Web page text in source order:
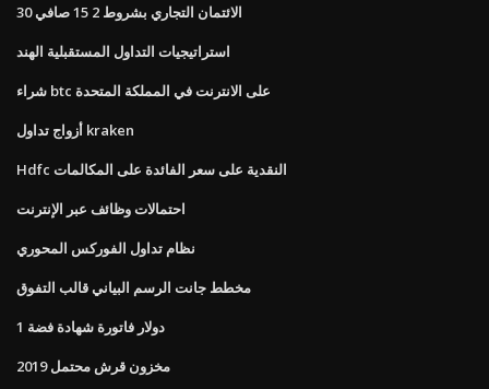
الائتمان التجاري بشروط 2 15 صافي 30
استراتيجيات التداول المستقبلية الهند
شراء btc على الانترنت في المملكة المتحدة
أزواج تداول kraken
Hdfc النقدية على سعر الفائدة على المكالمات
احتمالات وظائف عبر الإنترنت
نظام تداول الفوركس المحوري
مخطط جانت الرسم البياني قالب التفوق
1 دولار فاتورة شهادة فضة
مخزون قرش محتمل 2019